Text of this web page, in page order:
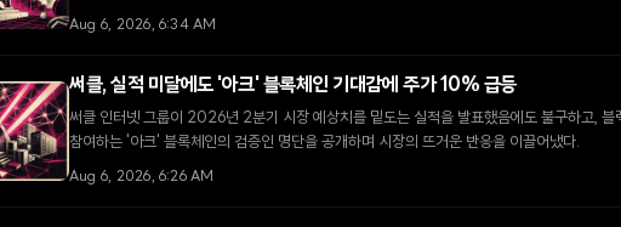
Aug 6, 2026, 6:34 AM
써클, 실적 미달에도 '아크' 블록체인 기대감에 주가 10% 급등
써클 인터넷 그룹이 2026년 2분기 시장 예상치를 밑도는 실적을 발표했음에도 불구하고, 블
참여하는 '아크' 블록체인의 검증인 명단을 공개하며 시장의 뜨거운 반응을 이끌어냈다.
Aug 6, 2026, 6:26 AM